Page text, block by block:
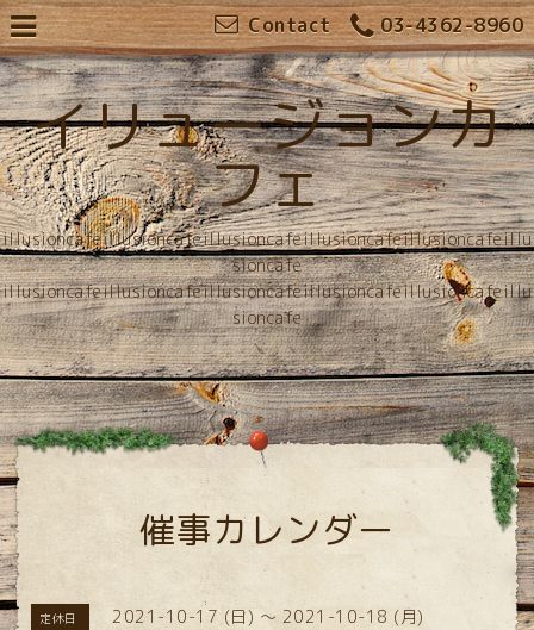
03-4362-8960
Contact
イリュージョンカ
フェ
illusioncafeillusioncafeillusioncafeillusioncafeillusioncafeillu
sioncafe
illusioncafeillusioncafeillusioncafeillusioncafeillusioncafeillu
sioncafe
催事カレンダー
定休日 2021-10-17 (日) ～ 2021-10-18 (月)